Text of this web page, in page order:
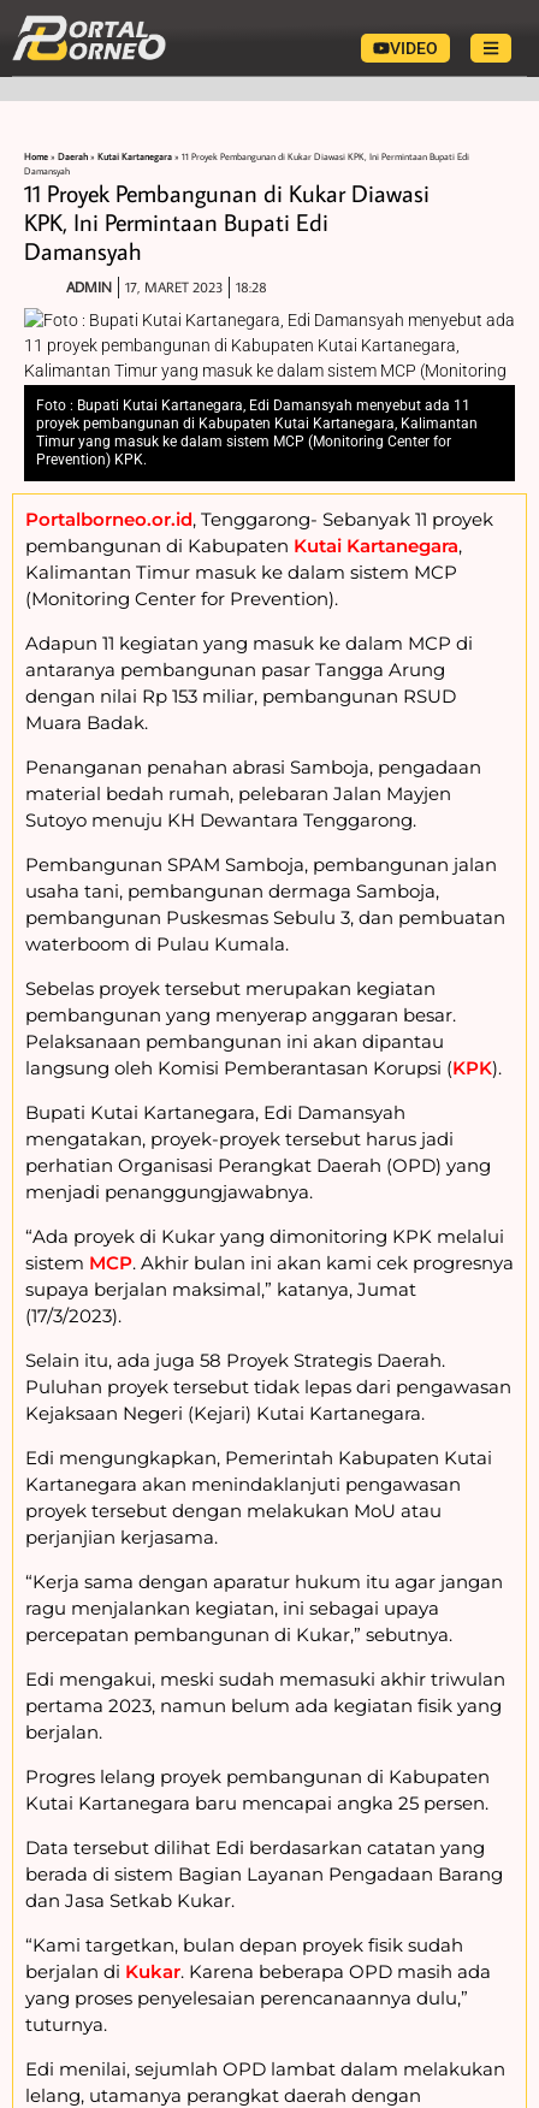
VIDEO
Home » Daerah » Kutai Kartanegara » 11 Proyek Pembangunan di Kukar Diawasi KPK, Ini Permintaan Bupati Edi
Damansyah
11 Proyek Pembangunan di Kukar Diawasi
KPK, Ini Permintaan Bupati Edi
Damansyah
ADMIN 17, MARET 2023 18:28
Foto : Bupati Kutai Kartanegara, Edi Damansyah menyebut ada 11
proyek pembangunan di Kabupaten Kutai Kartanegara, Kalimantan
Timur yang masuk ke dalam sistem MCP (Monitoring Center for
Prevention) KPK.
Portalborneo.or.id, Tenggarong- Sebanyak 11 proyek
pembangunan di Kabupaten Kutai Kartanegara,
Kalimantan Timur masuk ke dalam sistem MCP
(Monitoring Center for Prevention).
Adapun 11 kegiatan yang masuk ke dalam MCP di
antaranya pembangunan pasar Tangga Arung
dengan nilai Rp 153 miliar, pembangunan RSUD
Muara Badak.
Penanganan penahan abrasi Samboja, pengadaan
material bedah rumah, pelebaran Jalan Mayjen
Sutoyo menuju KH Dewantara Tenggarong.
Pembangunan SPAM Samboja, pembangunan jalan
usaha tani, pembangunan dermaga Samboja,
pembangunan Puskesmas Sebulu 3, dan pembuatan
waterboom di Pulau Kumala.
Sebelas proyek tersebut merupakan kegiatan
pembangunan yang menyerap anggaran besar.
Pelaksanaan pembangunan ini akan dipantau
langsung oleh Komisi Pemberantasan Korupsi (KPK).
Bupati Kutai Kartanegara, Edi Damansyah
mengatakan, proyek-proyek tersebut harus jadi
perhatian Organisasi Perangkat Daerah (OPD) yang
menjadi penanggungjawabnya.
“Ada proyek di Kukar yang dimonitoring KPK melalui
sistem MCP. Akhir bulan ini akan kami cek progresnya
supaya berjalan maksimal,” katanya, Jumat
(17/3/2023).
Selain itu, ada juga 58 Proyek Strategis Daerah.
Puluhan proyek tersebut tidak lepas dari pengawasan
Kejaksaan Negeri (Kejari) Kutai Kartanegara.
Edi mengungkapkan, Pemerintah Kabupaten Kutai
Kartanegara akan menindaklanjuti pengawasan
proyek tersebut dengan melakukan MoU atau
perjanjian kerjasama.
“Kerja sama dengan aparatur hukum itu agar jangan
ragu menjalankan kegiatan, ini sebagai upaya
percepatan pembangunan di Kukar,” sebutnya.
Edi mengakui, meski sudah memasuki akhir triwulan
pertama 2023, namun belum ada kegiatan fisik yang
berjalan.
Progres lelang proyek pembangunan di Kabupaten
Kutai Kartanegara baru mencapai angka 25 persen.
Data tersebut dilihat Edi berdasarkan catatan yang
berada di sistem Bagian Layanan Pengadaan Barang
dan Jasa Setkab Kukar.
“Kami targetkan, bulan depan proyek fisik sudah
berjalan di Kukar. Karena beberapa OPD masih ada
yang proses penyelesaian perencanaannya dulu,”
tuturnya.
Edi menilai, sejumlah OPD lambat dalam melakukan
lelang, utamanya perangkat daerah dengan